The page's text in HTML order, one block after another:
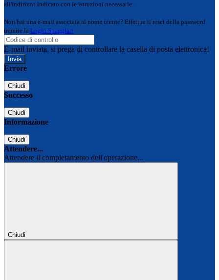
all'indirizzo indicato con le istruzioni necessarie.
Non hai una e-mail associata al nome utente? Effettua il reset della password
tramite la Login Spaggiari
E-mail inviata, si prega di controllare la casella di posta elettronica!
Errore
Chiudi
Successo
Chiudi
Informazione
Chiudi
Attendere...
Attendere il completamento dell'operazione...
Chiudi